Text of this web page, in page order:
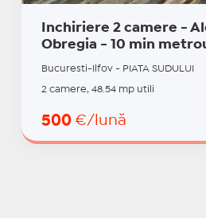
Inchiriere 2 camere -
Obregia - 10 min
Bucuresti-Ilfov - PIATA SUDULUI
2 camere, 48.54 mp utili
500 €/lună